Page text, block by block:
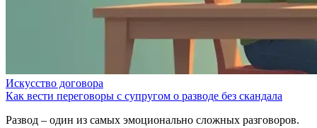
Искусство договора
Как вести переговоры с супругом о разводе без скандала
Развод – один из самых эмоционально сложных разговоров.